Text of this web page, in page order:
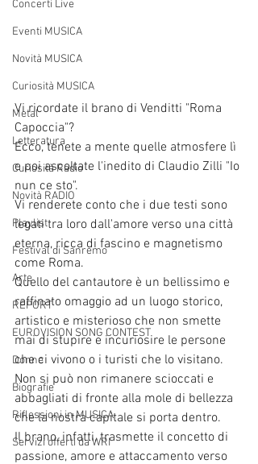
Concerti Live
Eventi MUSICA
Novità MUSICA
Curiosità MUSICA
Metal
Letteratura
Curiosità Radio
Novità RADIO
Playlist
Festival di Sanremo
Arte
REPORT
EUROVISION SONG CONTEST
Donne
Biografie
Riflessioni in MUSICA
Servizi offerti da WRI
Vi ricordate il brano di Venditti "Roma
Capoccia"?
Ecco, tenete a mente quelle atmosfere lì
e poi ascoltate l'inedito di Claudio Zilli "Io
nun ce sto".
Vi renderete conto che i due testi sono
legati tra loro dall'amore verso una città
eterna, ricca di fascino e magnetismo
come Roma.
Quello del cantautore è un bellissimo e
raffinato omaggio ad un luogo storico,
artistico e misterioso che non smette
mai di stupire e incuriosire le persone
che ci vivono o i turisti che lo visitano.
Non si può non rimanere scioccati e
abbagliati di fronte alla mole di bellezza
che la nostra capitale si porta dentro.
Il brano, infatti, trasmette il concetto di
passione, amore e attaccamento verso